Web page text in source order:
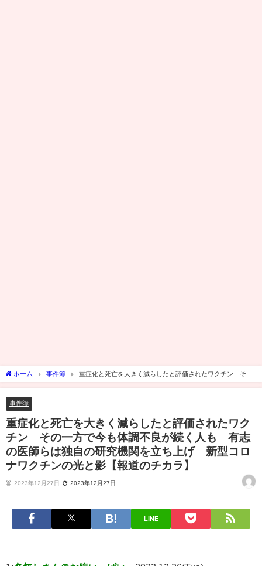
ホーム 事件簿
重症化と死亡を大きく減らしたと評価されたワクチン その
一方で今も体調不良が続く人も 有志の医師らは独自の研究機関を立ち上げ 新型コ
事件簿
重症化と死亡を大きく減らしたと評価されたワク
チン その一方で今も体調不良が続く人も 有志
の医師らは独自の研究機関を立ち上げ 新型コロ
ナワクチンの光と影【報道のチカラ】
2023年12月27日 2023年12月27日
LINE